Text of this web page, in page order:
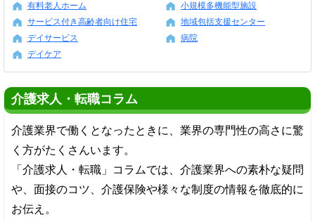
有料老人ホーム
サービス付き高齢者向け住宅
デイサービス
デイケア
小規模多機能型施設
地域包括支援センター
病院
介護求人・転職コラム
介護業界で働くとなったときに、業界の専門性の高さに驚
く方がたくさんいます。
「介護求人・転職」コラムでは、介護業界への素朴な疑問
や、面接のコツ、介護保険や様々な制度の情報を徹底的に
お伝え。